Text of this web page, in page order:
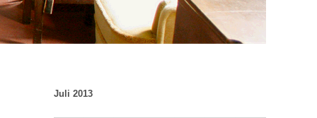
Juli 2013